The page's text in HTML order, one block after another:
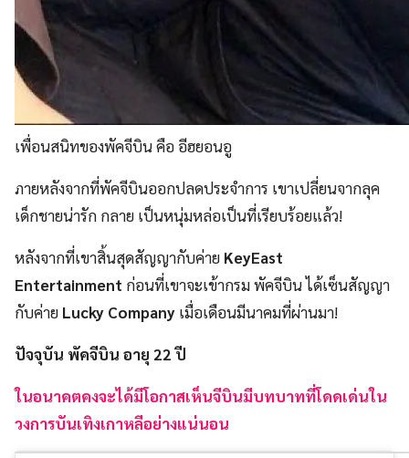
เพื่อนสนิทของพัคจีบิน คือ อีฮยอนอู
ภายหลังจากที่พัคจีบินออกปลดประจำการ เขาเปลี่ยนจากลุค
เด็กชายน่ารัก กลาย เป็นหนุ่มหล่อเป็นที่เรียบร้อยแล้ว!
หลังจากที่เขาสิ้นสุดสัญญากับค่าย KeyEast
Entertainment ก่อนที่เขาจะเข้ากรม พัคจีบิน ได้เซ็นสัญญา
กับค่าย Lucky Company เมื่อเดือนมีนาคมที่ผ่านมา!
ปัจจุบัน พัคจีบิน อายุ 22 ปี
ในอนาคตคงจะได้มีโอกาสเห็นจีบินมีบทบาทที่โดดเด่นใน
วงการบันเทิงเกาหลีอย่างแน่นอน